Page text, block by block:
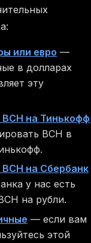
или евро —
в долларах
эту
на Тинькофф
BCH в
на Сбербанк
у нас есть
на рубли.
— если вам
этой